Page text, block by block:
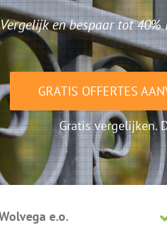
Vergelijk en bespaar tot
GRATIS OFFERTES
Gratis vergelijken.
e.o.